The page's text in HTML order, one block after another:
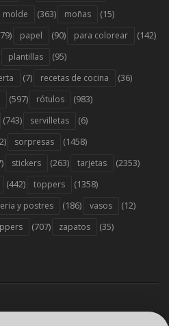
molde (363) moñas (15)
papel (90) para colorear (142)
plantillas (95)
(7) recetas de cocina (36)
(597) rótulos (983)
(743) servilletas (6)
sorpresas (1458)
stickers (263) tarjetas (2353)
(442) toppers (1358)
y postres (186) vasos (12)
(707) zapatos (35)